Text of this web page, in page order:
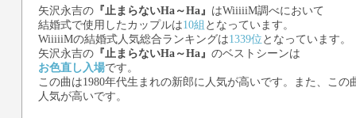
矢沢永吉の『止まらないHa～Ha』 はWiiiiiM調べにおいて
結婚式で使用したカップルは10組 となっています。
WiiiiiMの結婚式人気総合ランキングは1339位 となっています。
矢沢永吉の『止まらないHa～Ha』 のベストシーンは
お色直し入場です。
この曲は1980年代生まれの新郎に人気が高いです。また、この
人気が高いです。